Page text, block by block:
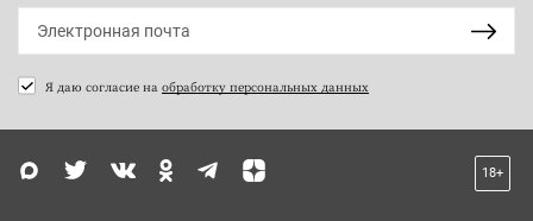
Я даю согласие на обработку персональных данных
18+